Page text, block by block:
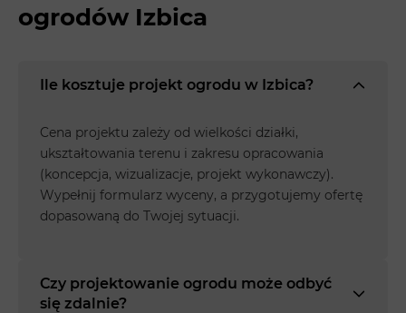
ogrodów Izbica
Ile kosztuje projekt ogrodu w Izbica?
Cena projektu zależy od wielkości działki,
ukształtowania terenu i zakresu opracowania
(koncepcja, wizualizacje, projekt wykonawczy).
Wypełnij formularz wyceny, a przygotujemy ofertę
dopasowaną do Twojej sytuacji.
Czy projektowanie ogrodu może odbyć
się zdalnie?